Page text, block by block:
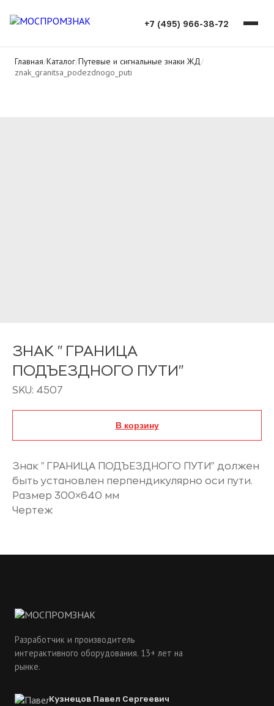
+7 (495) 966-38-72
Главная/Каталог/Путевые и сигнальные знаки ЖД/
znak_granitsa_podezdnogo_puti
ЗНАК "ГРАНИЦА
ПОДЪЕЗДНОГО ПУТИ"
SKU: 4507
В корзину
Знак "ГРАНИЦА ПОДЪЕЗДНОГО ПУТИ" должен
быть установлен перпендикулярно оси пути.
Размер 300×640 мм
Чертеж
Разработчик и производитель
интерактивного оборудования. 13+ лет на
рынке.
Кузнецов Павел Сергеевич